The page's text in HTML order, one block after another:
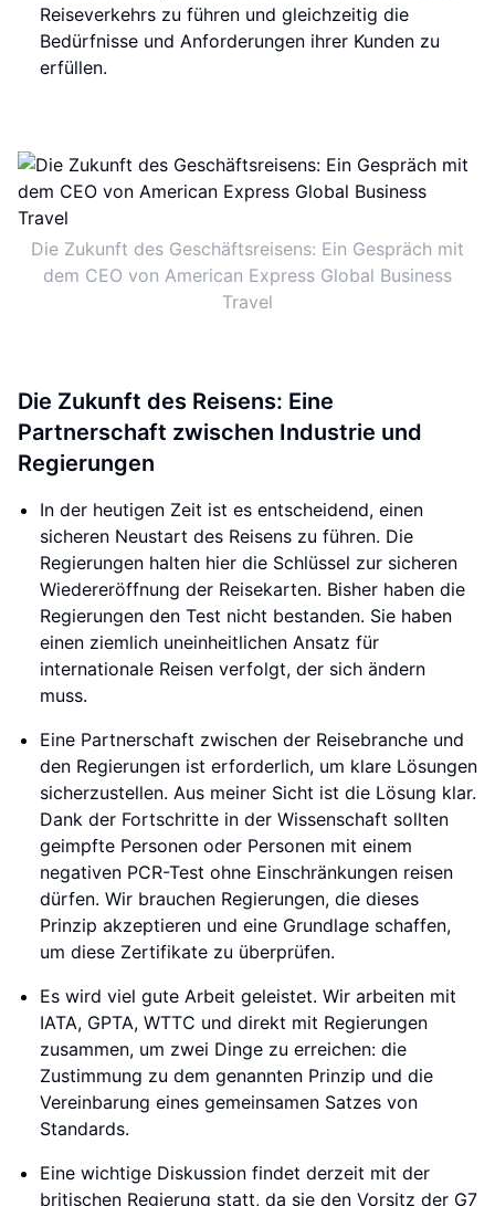
Reiseverkehrs zu führen und gleichzeitig die
Bedürfnisse und Anforderungen ihrer Kunden zu
erfüllen.
Die Zukunft des Geschäftsreisens: Ein Gespräch mit
dem CEO von American Express Global Business
Travel
Die Zukunft des Reisens: Eine
Partnerschaft zwischen Industrie und
Regierungen
In der heutigen Zeit ist es entscheidend, einen
sicheren Neustart des Reisens zu führen. Die
Regierungen halten hier die Schlüssel zur sicheren
Wiedereröffnung der Reisekarten. Bisher haben die
Regierungen den Test nicht bestanden. Sie haben
einen ziemlich uneinheitlichen Ansatz für
internationale Reisen verfolgt, der sich ändern
muss.
Eine Partnerschaft zwischen der Reisebranche und
den Regierungen ist erforderlich, um klare Lösungen
sicherzustellen. Aus meiner Sicht ist die Lösung klar.
Dank der Fortschritte in der Wissenschaft sollten
geimpfte Personen oder Personen mit einem
negativen PCR-Test ohne Einschränkungen reisen
dürfen. Wir brauchen Regierungen, die dieses
Prinzip akzeptieren und eine Grundlage schaffen,
um diese Zertifikate zu überprüfen.
Es wird viel gute Arbeit geleistet. Wir arbeiten mit
IATA, GPTA, WTTC und direkt mit Regierungen
zusammen, um zwei Dinge zu erreichen: die
Zustimmung zu dem genannten Prinzip und die
Vereinbarung eines gemeinsamen Satzes von
Standards.
Eine wichtige Diskussion findet derzeit mit der
britischen Regierung statt, da sie den Vorsitz der G7